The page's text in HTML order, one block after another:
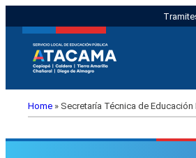
Home » Secretaría Técnica de Educación